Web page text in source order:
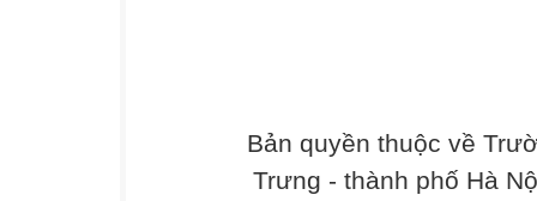
Bản quyền thuộc về
Trưng - thành phố Hà